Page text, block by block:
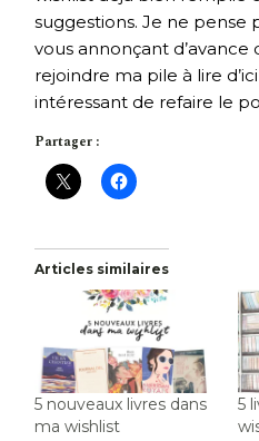
suggestions. Je ne
vous annonçant
rejoindre ma pile à lire
intéressant de refaire le
Partager :
Articles similaires
5 nouveaux livres dans
ma wishlist
5